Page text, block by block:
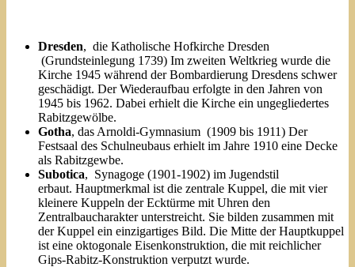
Dresden, die Katholische Hofkirche Dresden
(Grundsteinlegung 1739) Im zweiten Weltkrieg wurde die
Kirche 1945 während der Bombardierung Dresdens schwer
geschädigt. Der Wiederaufbau erfolgte in den Jahren von
1945 bis 1962. Dabei erhielt die Kirche ein ungegliedertes
Rabitzgewölbe.
Gotha, das Arnoldi-Gymnasium (1909 bis 1911) Der
Festsaal des Schulneubaus erhielt im Jahre 1910 eine Decke
als Rabitzgewbe.
Subotica, Synagoge (1901-1902) im Jugendstil
erbaut. Hauptmerkmal ist die zentrale Kuppel, die mit vier
kleinere Kuppeln der Ecktürme mit Uhren den
Zentralbaucharakter unterstreicht. Sie bilden zusammen mit
der Kuppel ein einzigartiges Bild. Die Mitte der Hauptkuppel
ist eine oktogonale Eisenkonstruktion, die mit reichlicher
Gips-Rabitz-Konstruktion verputzt wurde.